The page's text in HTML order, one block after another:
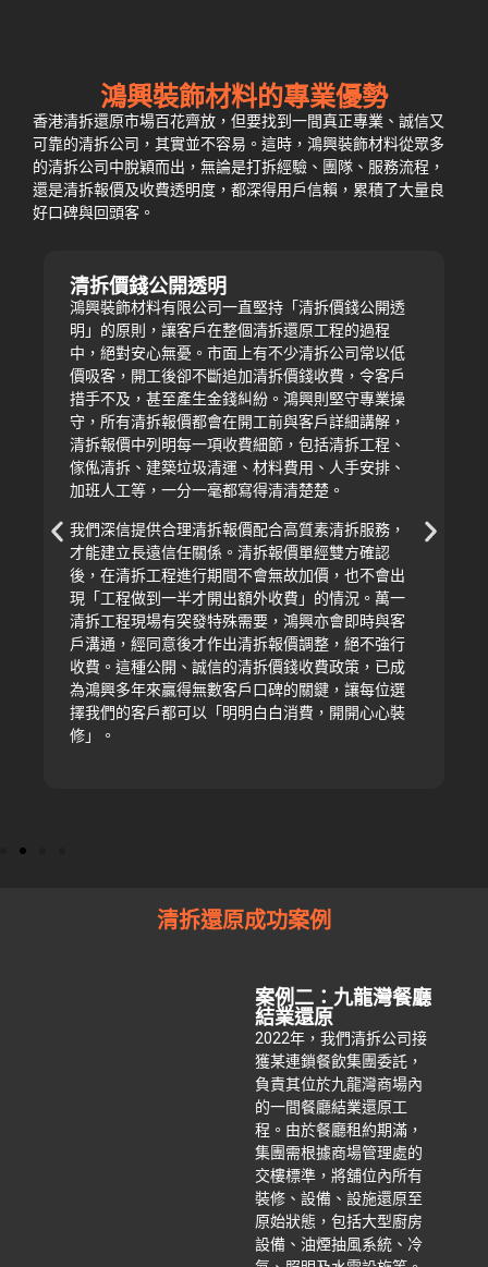
鴻興裝飾材料的專業優勢
香港清拆還原市場百花齊放，但要找到一間真正專業、誠信又
可靠的清拆公司，其實並不容易。這時，鴻興裝飾材料從眾多
的清拆公司中脫穎而出，無論是打拆經驗、團隊、服務流程，
還是清拆報價及收費透明度，都深得用戶信賴，累積了大量良
好口碑與回頭客。
清拆價錢公開透明
鴻興裝飾材料有限公司一直堅持「清拆價錢公開透
明」的原則，讓客戶在整個清拆還原工程的過程
中，絕對安心無憂。市面上有不少清拆公司常以低
價吸客，開工後卻不斷追加清拆價錢收費，令客戶
措手不及，甚至產生金錢糾紛。鴻興則堅守專業操
守，所有清拆報價都會在開工前與客戶詳細講解，
清拆報價中列明每一項收費細節，包括清拆工程、
傢俬清拆、建築垃圾清運、材料費用、人手安排、
加班人工等，一分一毫都寫得清清楚楚。
我們深信提供合理清拆報價配合高質素清拆服務，
才能建立長遠信任關係。清拆報價單經雙方確認
後，在清拆工程進行期間不會無故加價，也不會出
現「工程做到一半才開出額外收費」的情況。萬一
清拆工程現場有突發特殊需要，鴻興亦會即時與客
戶溝通，經同意後才作出清拆報價調整，絕不強行
收費。這種公開、誠信的清拆價錢收費政策，已成
為鴻興多年來贏得無數客戶口碑的關鍵，讓每位選
擇我們的客戶都可以「明明白白消費，開開心心裝
修」。
清拆還原成功案例
案例二：九龍灣餐廳
結業還原
2022年，我們清拆公司接
獲某連鎖餐飲集團委託，
負責其位於九龍灣商場內
的一間餐廳結業還原工
程。由於餐廳租約期滿，
集團需根據商場管理處的
交樓標準，將舖位內所有
裝修、設備、設施還原至
原始狀態，包括大型廚房
設備、油煙抽風系統、冷